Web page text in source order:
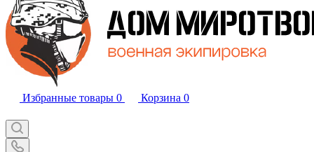
Избранные товары 0 Корзина 0